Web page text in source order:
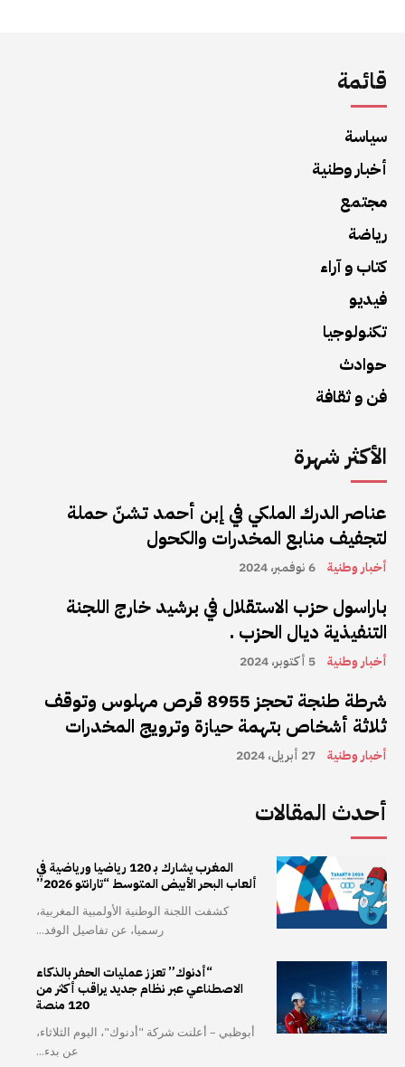
قائمة
سياسة
أخبار وطنية
مجتمع
رياضة
كتاب و آراء
فيديو
تكنولوجيا
حوادث
فن و ثقافة
الأكثر شهرة
عناصر الدرك الملكي في إبن أحمد تشنّ حملة
لتجفيف منابع المخدرات والكحول
أخبار وطنية 6 نوفمبر، 2024
باراسول حزب الاستقلال في برشيد خارج اللجنة
التنفيذية ديال الحزب .
أخبار وطنية 5 أكتوبر، 2024
شرطة طنجة تحجز 8955 قرص مهلوس وتوقف
ثلاثة أشخاص بتهمة حيازة وترويج المخدرات
أخبار وطنية 27 أبريل، 2024
أحدث المقالات
المغرب يشارك بـ 120 رياضيا ورياضية في
ألعاب البحر الأبيض المتوسط “تارانتو 2026”
كشفت اللجنة الوطنية الأولمبية المغربية،
رسميا، عن تفاصيل الوفد...
“أدنوك” تعزز عمليات الحفر بالذكاء
الاصطناعي عبر نظام جديد يراقب أكثر من
120 منصة
أبوظبي – أعلنت شركة "أدنوك"، اليوم الثلاثاء،
عن بدء...